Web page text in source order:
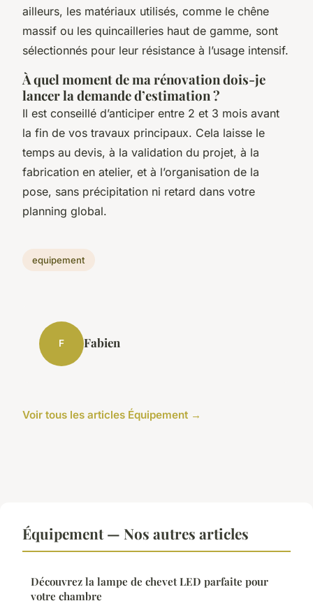
ailleurs, les matériaux utilisés, comme le chêne
massif ou les quincailleries haut de gamme, sont
sélectionnés pour leur résistance à l’usage intensif.
À quel moment de ma rénovation dois-je
lancer la demande d’estimation ?
Il est conseillé d’anticiper entre 2 et 3 mois avant
la fin de vos travaux principaux. Cela laisse le
temps au devis, à la validation du projet, à la
fabrication en atelier, et à l’organisation de la
pose, sans précipitation ni retard dans votre
planning global.
equipement
F Fabien
Voir tous les articles Équipement →
Équipement — Nos autres articles
Découvrez la lampe de chevet LED parfaite pour
votre chambre